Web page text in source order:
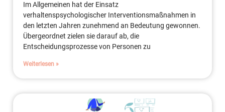
Im Allgemeinen hat der Einsatz
verhaltenspsychologischer Interventionsmaßnahmen in
den letzten Jahren zunehmend an Bedeutung gewonnen.
Übergeordnet zielen sie darauf ab, die
Entscheidungsprozesse von Personen zu
Weiterlesen »